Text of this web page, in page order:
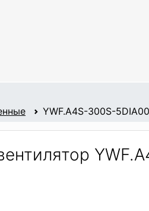
YWF.A4S-300S-5DIA00